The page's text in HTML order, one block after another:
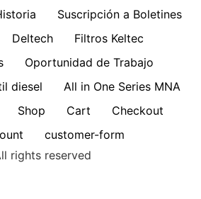
Suscripción a Boletines
Deltech
Filtros Keltec
Oportunidad de Trabajo
diesel
All in One Series MNA
Shop Cart
Checkout
customer-form
rights reserved